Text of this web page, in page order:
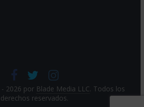
2026 por Blade Media LLC. Todos los
derechos reservados.